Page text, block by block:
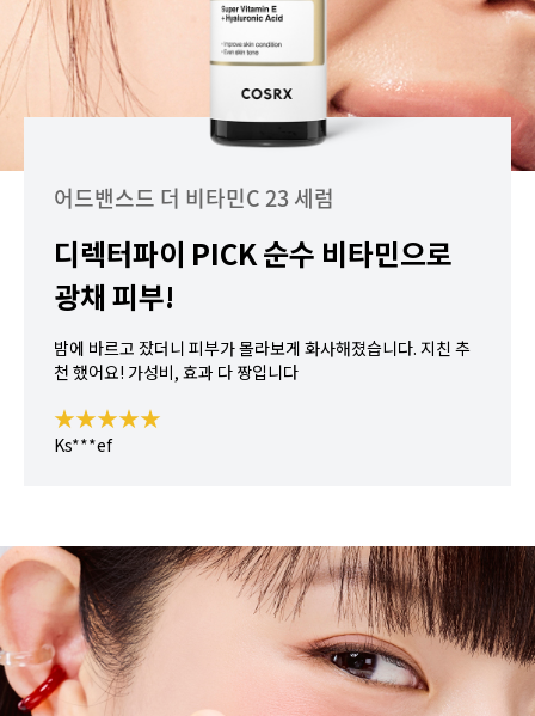
어드밴스드 더 비타민C 23 세럼
디렉터파이 PICK 순수 비타민으로
광채 피부!
밤에 바르고 잤더니 피부가 몰라보게 화사해졌습니다. 지친 추
천 했어요! 가성비, 효과 다 짱입니다
★★★★★
Ks***ef